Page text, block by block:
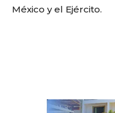
México y el Ejército.